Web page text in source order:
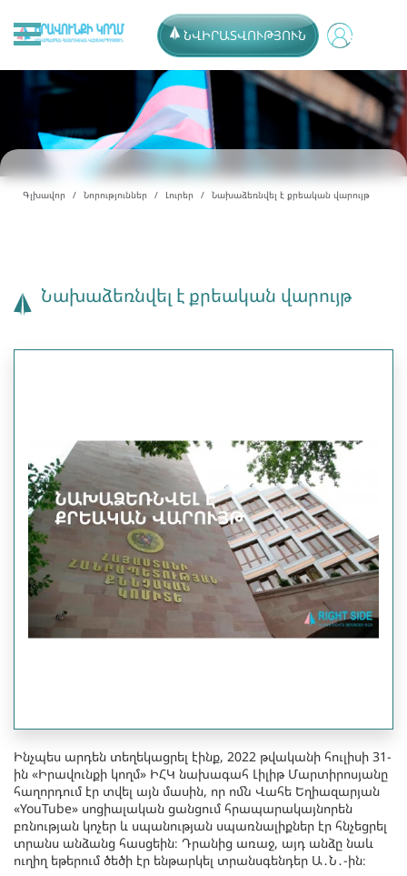
ՆՎԻՐԱՏՎՈՒԹՅՈՒՆ
Գլխավոր Նորություններ Լուրեր Նախաձեռնվել է քրեական վարույթ
Նախաձեռնվել է քրեական վարույթ
Ինչպես արդեն տեղեկացրել էինք, 2022 թվականի հուլիսի 31-
ին «Իրավունքի կողմ» ԻՀԿ նախագահ Լիլիթ Մարտիրոսյանը
հաղորդում էր տվել այն մասին, որ ոմն Վահե Եղիազարյան
«YouTube» սոցիալական ցանցում հրապարակայնորեն
բռնության կոչեր և սպանության սպառնալիքներ էր հնչեցրել
տրանս անձանց հասցեին։ Դրանից առաջ, այդ անձը նաև
ուղիղ եթերում ծեծի էր ենթարկել տրանսգենդեր Ա․Ն․-ին։